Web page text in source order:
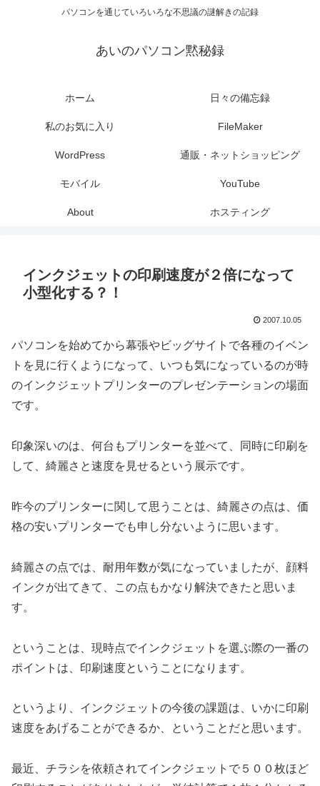
パソコンを通じていろいろな不思議の謎解きの記録
あいのパソコン黙秘録
ホーム 日々の備忘録
私のお気に入り FileMaker
WordPress 通販・ネットショッピング
モバイル YouTube
About ホスティング
インクジェットの印刷速度が２倍になって
小型化する？！
2007.10.05
パソコンを始めてから幕張やビッグサイトで各種のイベン
トを見に行くようになって、いつも気になっているのが時
のインクジェットプリンターのプレゼンテーションの場面
です。
印象深いのは、何台もプリンターを並べて、同時に印刷を
して、綺麗さと速度を見せるという展示です。
昨今のプリンターに関して思うことは、綺麗さの点は、価
格の安いプリンターでも申し分ないように思います。
綺麗さの点では、耐用年数が気になっていましたが、顔料
インクが出てきて、この点もかなり解決できたと思いま
す。
ということは、現時点でインクジェットを選ぶ際の一番の
ポイントは、印刷速度ということになります。
というより、インクジェットの今後の課題は、いかに印刷
速度をあげることができるか、ということだと思います。
最近、チラシを依頼されてインクジェットで５００枚ほど